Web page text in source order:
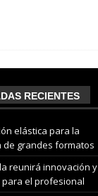
RECIENTES
elástica para la
de grandes formatos
reunirá innovación y
el profesional